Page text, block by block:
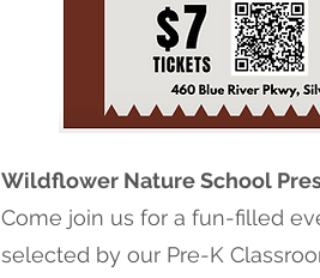
Wildflower Nature School
Come join us for a fun-filled
selected by our Pre-K